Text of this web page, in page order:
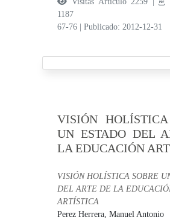
1187
67-76
|Publicado: 2012-12-31
VISIÓN HOLÍSTICA
UN ESTADO DEL
LA EDUCACIÓN
VISIÓN HOLÍSTICA SOBRE
DEL ARTE DE LA
ARTÍSTICA
Perez Herrera, Manuel Antonio